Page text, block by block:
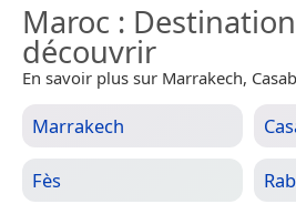
Maroc :
découvrir
En savoir plus sur Marrakech,
Marrakech
Fès